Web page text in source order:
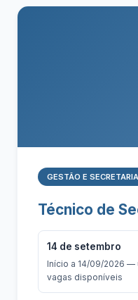
GESTÃO E
Técnico de
14 de setembro
Início a 14/09/2026 —
vagas disponíveis